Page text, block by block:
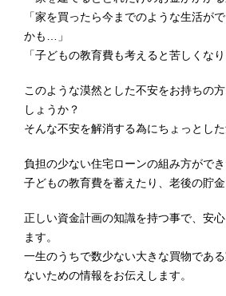
「家を買ったら今までのような生活が
かも…」
「子どもの教育費も考えると苦しくな
このような漠然とした不安をお持ちの
しょうか？
そんな不安を解消する為にちょっとし
負担の少ない住宅ローンの組み方ができ
子どもの教育費を蓄えたり、老後の貯金
正しい資金計画の知識を持つ事で、安
ます。
一生のうちで数少ない大きな買物であ
ないための情報をお伝えします。